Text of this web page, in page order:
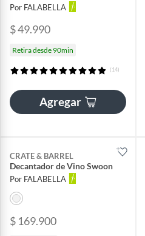
Por FALABELLA
$ 49.990
Retira desde 90min
(14)
Agregar
CRATE & BARREL
Decantador de Vino Swoon
Por FALABELLA
$ 169.900